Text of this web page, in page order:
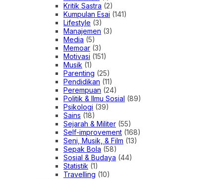
Kritik Sastra (2)
Kumpulan Esai (141)
Lifestyle (3)
Manajemen (3)
Media (5)
Memoar (3)
Motivasi (151)
Musik (1)
Parenting (25)
Pendidikan (11)
Perempuan (24)
Politik & Ilmu Sosial (89)
Psikologi (39)
Sains (18)
Sejarah & Militer (55)
Self-improvement (168)
Seni, Musik, & Film (13)
Sepak Bola (58)
Sosial & Budaya (44)
Statistik (1)
Travelling (10)